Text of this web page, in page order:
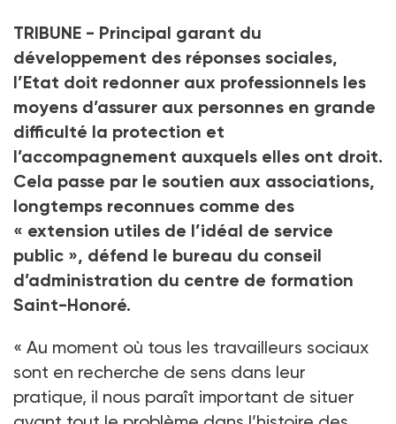
TRIBUNE - Principal garant du
développement des réponses sociales,
l’Etat doit redonner aux professionnels les
moyens d’assurer aux personnes en grande
difficulté la protection et
l’accompagnement auxquels elles ont droit.
Cela passe par le soutien aux associations,
longtemps reconnues comme des
« extension utiles de l’idéal de service
public », défend le bureau du conseil
d’administration du centre de formation
Saint-Honoré.
« Au moment où tous les travailleurs sociaux
sont en recherche de sens dans leur
pratique, il nous paraît important de situer